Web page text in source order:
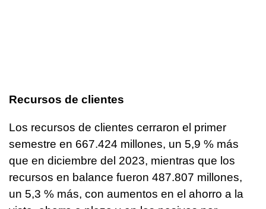
Recursos de clientes
Los recursos de clientes cerraron el primer
semestre en 667.424 millones, un 5,9 % más
que en diciembre del 2023, mientras que los
recursos en balance fueron 487.807 millones,
un 5,3 % más, con aumentos en el ahorro a la